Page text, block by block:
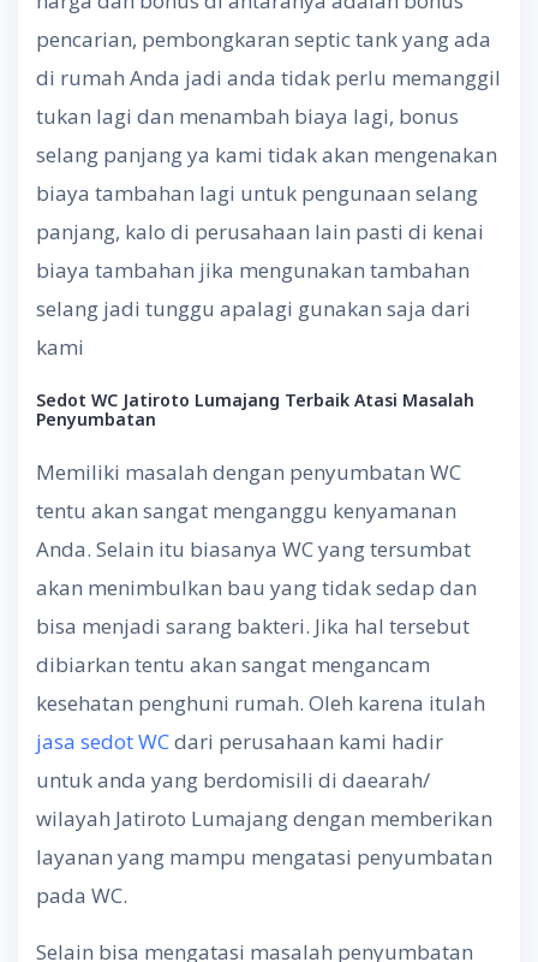
pencarian, pembongkaran septic tank yang ada
di rumah Anda jadi anda tidak perlu memanggil
tukan lagi dan menambah biaya lagi, bonus
selang panjang ya kami tidak akan mengenakan
biaya tambahan lagi untuk pengunaan selang
panjang, kalo di perusahaan lain pasti di kenai
biaya tambahan jika mengunakan tambahan
selang jadi tunggu apalagi gunakan saja dari
kami
Sedot WC Jatiroto Lumajang Terbaik Atasi Masalah
Penyumbatan
Memiliki masalah dengan penyumbatan WC
tentu akan sangat menganggu kenyamanan
Anda. Selain itu biasanya WC yang tersumbat
akan menimbulkan bau yang tidak sedap dan
bisa menjadi sarang bakteri. Jika hal tersebut
dibiarkan tentu akan sangat mengancam
kesehatan penghuni rumah. Oleh karena itulah
jasa sedot WCdari perusahaan kami hadir
untuk anda yang berdomisili di daearah/
wilayah Jatiroto Lumajang dengan memberikan
layanan yang mampu mengatasi penyumbatan
pada WC.
Selain bisa mengatasi masalah penyumbatan